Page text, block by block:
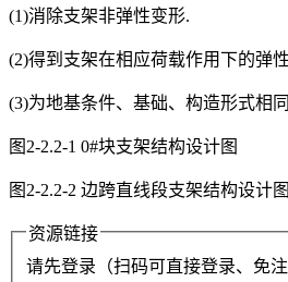
(1)消除支架非弹性变形.
(2)得到支架在相应荷载作用下的弹
(3)为地基条件、基础、构造形式相
图2-2.2-1 0#块支架结构设计图
图2-2.2-2 边跨直线段支架结构设计图
资源链接
请先登录（扫码可直接登录、免注